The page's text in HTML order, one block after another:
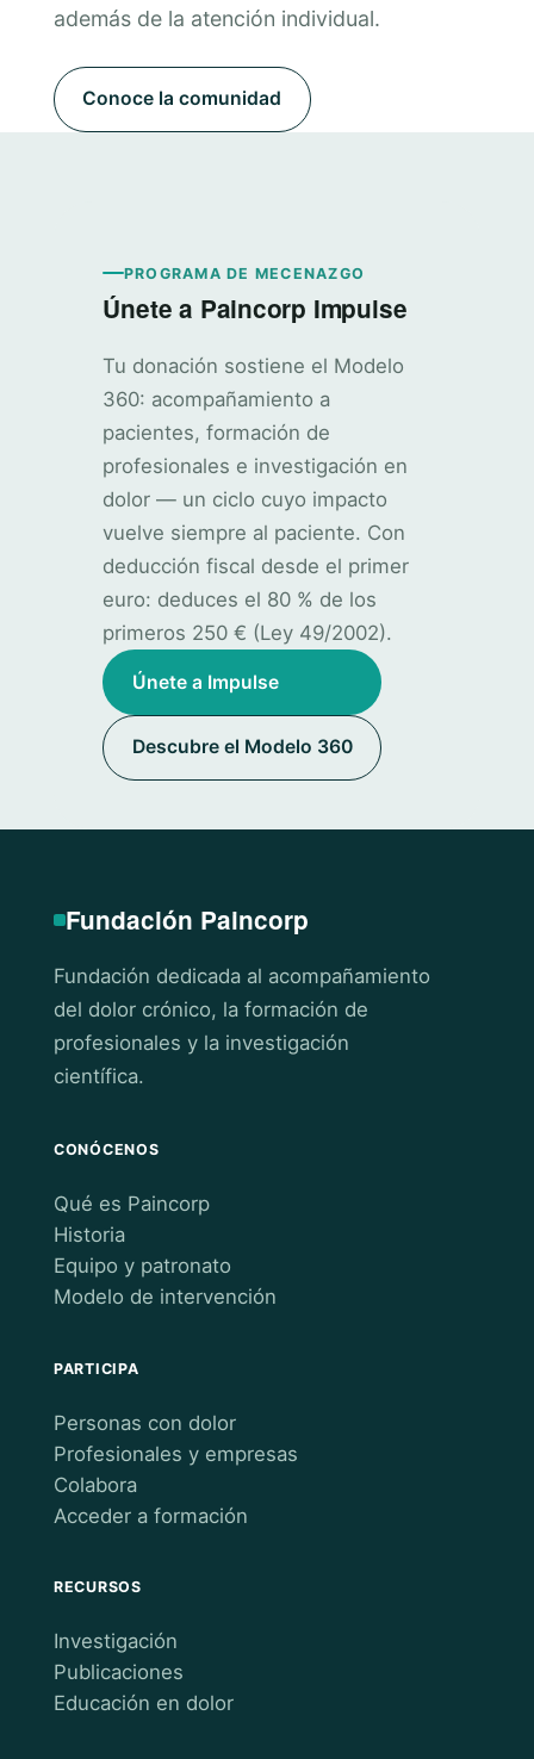
además de la atención individual.
Conoce la comunidad
PROGRAMA DE MECENAZGO
Únete a Paincorp Impulse
Tu donación sostiene el Modelo
360: acompañamiento a
pacientes, formación de
profesionales e investigación en
dolor — un ciclo cuyo impacto
vuelve siempre al paciente. Con
deducción fiscal desde el primer
euro: deduces el 80 % de los
primeros 250 € (Ley 49/2002).
Únete a Impulse
Descubre el Modelo 360
Fundación Paincorp
Fundación dedicada al acompañamiento
del dolor crónico, la formación de
profesionales y la investigación
científica.
CONÓCENOS
Qué es Paincorp
Historia
Equipo y patronato
Modelo de intervención
PARTICIPA
Personas con dolor
Profesionales y empresas
Colabora
Acceder a formación
RECURSOS
Investigación
Publicaciones
Educación en dolor